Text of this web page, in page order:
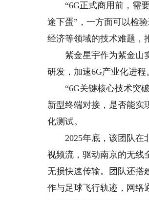
“6G正式商用前，需要
途下蛋”，一方面可以检
经济等领域的技术难题，
紫金星宇作为紫金山实
研发，加速6G产业化进程
“6G关键核心技术突破
新型终端对接，是否能实
化测试。
2025年底，该团队在北
视频流，驱动南京的无线
无损快速传输。团队还搭
作与足球飞行轨迹，网络